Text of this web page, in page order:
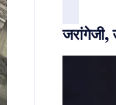
जरांगेजी,